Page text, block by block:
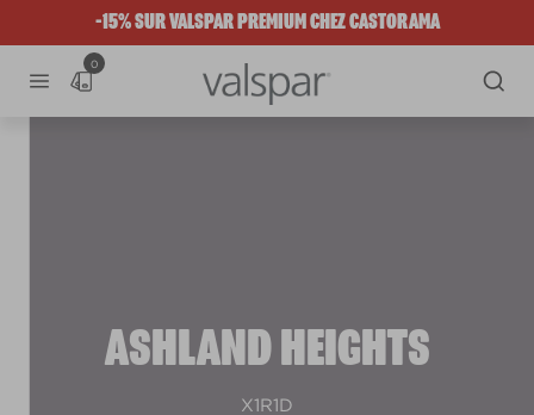
-15% SUR VALSPAR PREMIUM CHEZ CASTORAMA
0
ASHLAND HEIGHTS
X1R1D